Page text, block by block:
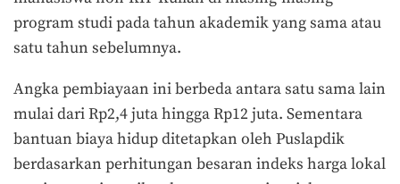
program studi pada tahun akademik yang sama atau
satu tahun sebelumnya.
Angka pembiayaan ini berbeda antara satu sama lain
mulai dari Rp2,4 juta hingga Rp12 juta. Sementara
bantuan biaya hidup ditetapkan oleh Puslapdik
berdasarkan perhitungan besaran indeks harga lokal